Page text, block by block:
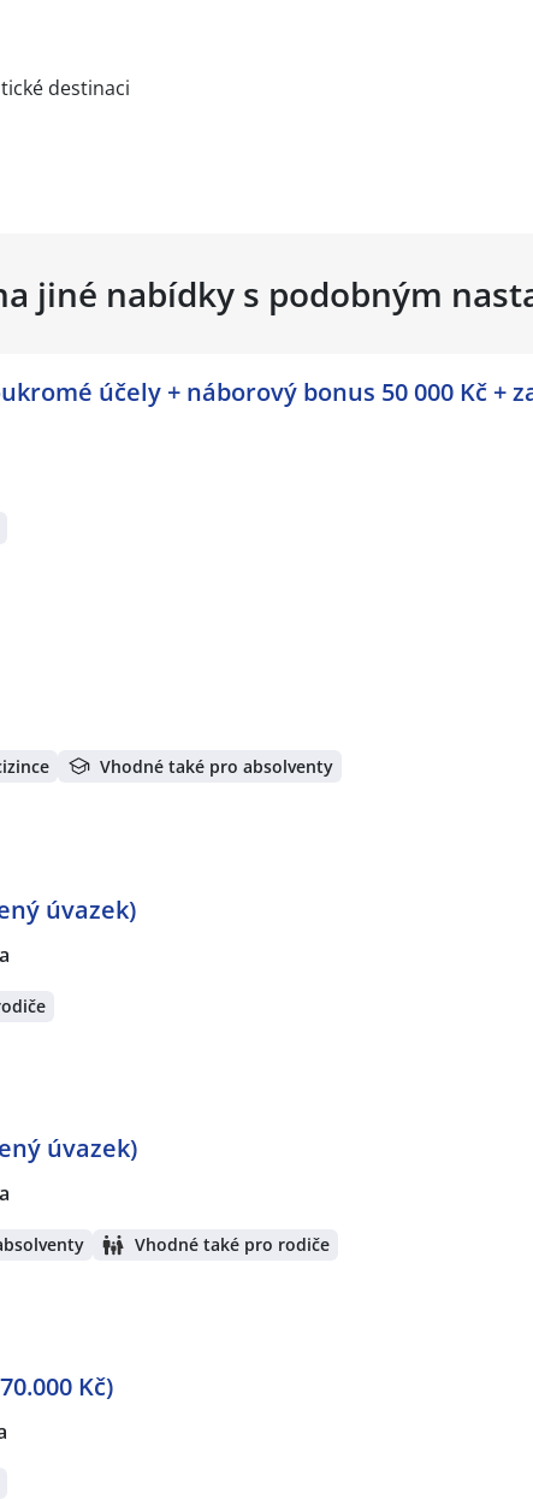
destinaci
jiné nabídky s podobným
účely + náborový bonus 50 000 Kč +
Vhodné také pro absolventy
úvazek)
úvazek)
Vhodné také pro rodiče
Kč)